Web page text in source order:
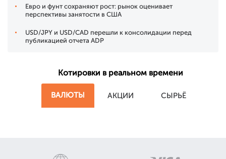
Евро и фунт сохраняют рост: рынок оценивает
перспективы занятости в США
USD/JPY и USD/CAD перешли к консолидации перед
публикацией отчета ADP
Котировки в реальном времени
ВАЛЮТЫ АКЦИИ СЫРЬЁ